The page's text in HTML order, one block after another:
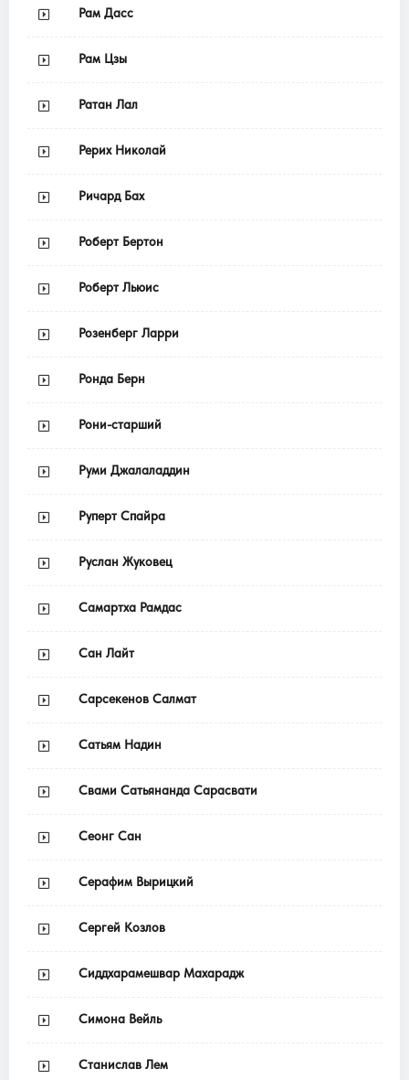
Рам Дасс
Рам Цзы
Ратан Лал
Рерих Николай
Ричард Бах
Роберт Бертон
Роберт Льюис
Розенберг Ларри
Ронда Берн
Рони-старший
Руми Джалаладдин
Руперт Спайра
Руслан Жуковец
Самартха Рамдас
Сан Лайт
Сарсекенов Салмат
Сатьям Надин
Свами Сатьянанда Сарасвати
Сеонг Сан
Серафим Вырицкий
Сергей Козлов
Сиддхарамешвар Махарадж
Симона Вейль
Станислав Лем